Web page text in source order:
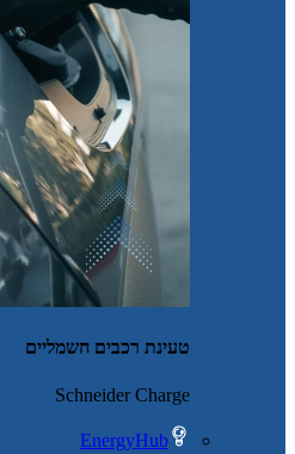
טעינת רכבים חשמליים
Schneider Charge
EnergyHub